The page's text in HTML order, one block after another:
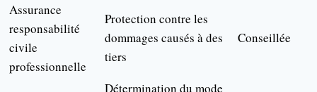
Assurance
responsabilité
civile
professionnelle
Protection contre les
dommages causés à des
tiers
Conseillée
Détermination du mode